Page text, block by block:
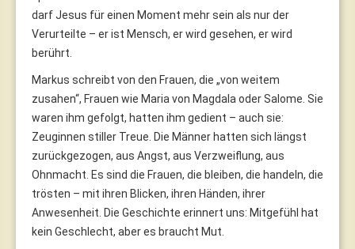
darf Jesus für einen Moment mehr sein als nur der
Verurteilte – er ist Mensch, er wird gesehen, er wird
berührt.
Markus schreibt von den Frauen, die „von weitem
zusahen“, Frauen wie Maria von Magdala oder Salome. Sie
waren ihm gefolgt, hatten ihm gedient – auch sie:
Zeuginnen stiller Treue. Die Männer hatten sich längst
zurückgezogen, aus Angst, aus Verzweiflung, aus
Ohnmacht. Es sind die Frauen, die bleiben, die handeln, die
trösten – mit ihren Blicken, ihren Händen, ihrer
Anwesenheit. Die Geschichte erinnert uns: Mitgefühl hat
kein Geschlecht, aber es braucht Mut.